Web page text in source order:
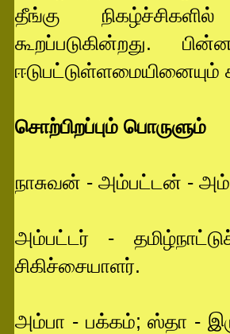
தீங்கு
கூறப்படுகின்றது.
சொற்பிறப்பும் பொருளும்
நாசுவன் - அம்பட்டன் -
அம்பட்டர் -
சிகிச்சையாளர்.
அம்பா - பக்கம்; ஸ்தா -